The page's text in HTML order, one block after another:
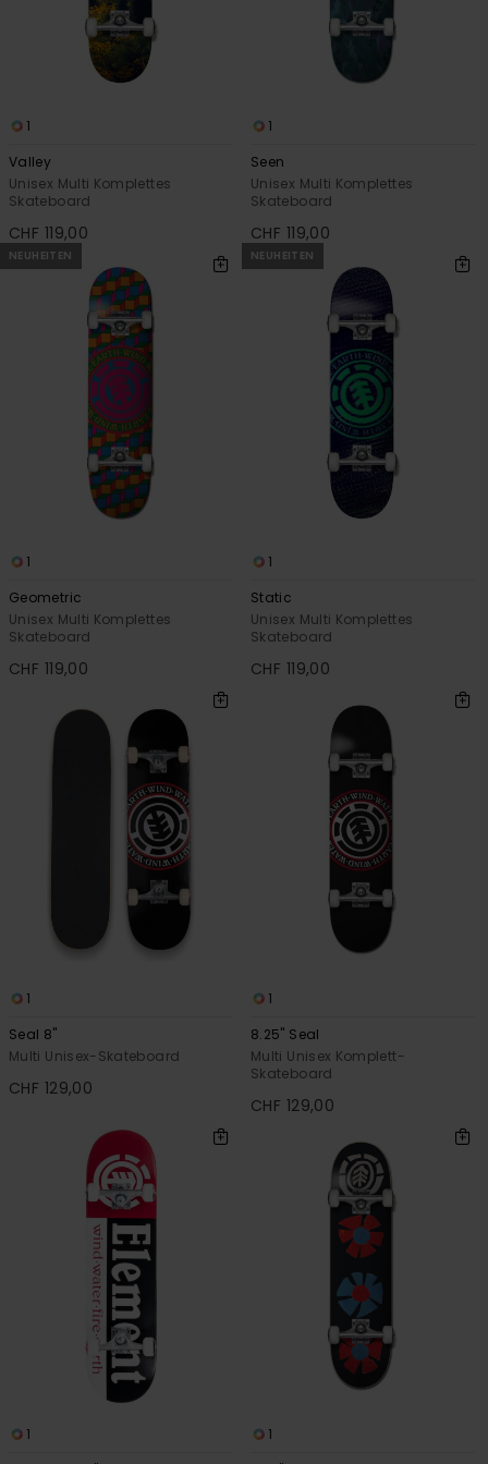
1
Valley
Unisex Multi Komplettes
Skateboard
CHF 119,00
1
Seen
Unisex Multi Komplettes
Skateboard
CHF 119,00
NEUHEITEN
1
Geometric
Unisex Multi Komplettes
Skateboard
CHF 119,00
NEUHEITEN
1
Static
Unisex Multi Komplettes
Skateboard
CHF 119,00
1
Seal 8"
Multi Unisex-Skateboard
CHF 129,00
1
8.25" Seal
Multi Unisex Komplett-
Skateboard
CHF 129,00
1
1